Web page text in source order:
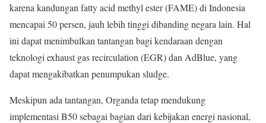
karena kandungan fatty acid methyl ester (FAME) di Indonesia
mencapai 50 persen, jauh lebih tinggi dibanding negara lain. Hal
ini dapat menimbulkan tantangan bagi kendaraan dengan
teknologi exhaust gas recirculation (EGR) dan AdBlue, yang
dapat mengakibatkan penumpukan sludge.
Meskipun ada tantangan, Organda tetap mendukung
implementasi B50 sebagai bagian dari kebijakan energi nasional,